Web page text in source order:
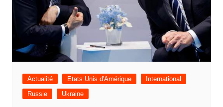
Actualité Etats Unis d'Amérique
International
Russie
Ukraine